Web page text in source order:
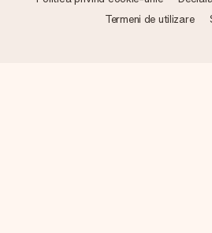
Termeni de utilizare